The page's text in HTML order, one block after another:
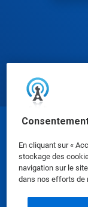
En cliquant sur «
stockage des
navigation sur le
dans nos efforts de
Fiches